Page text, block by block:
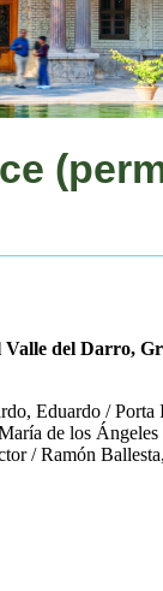
Valle del Darro,
Eduardo /
de los
/ Ramón